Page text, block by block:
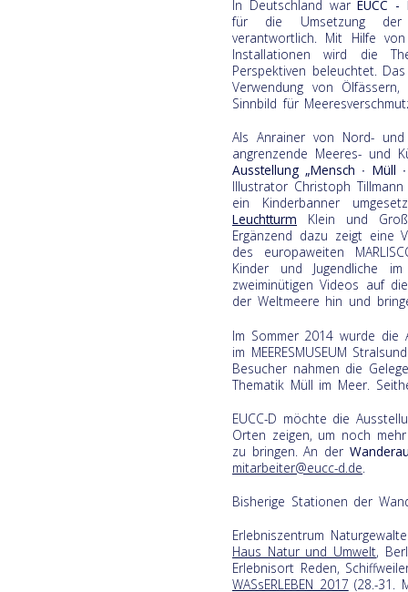
In Deutschland warEUCC -
für die Umsetzung der
verantwortlich. Mit Hilfe
Installationen wird die
Perspektiven beleuchtet.
Verwendung von
Sinnbild für
Als Anrainer von Nord-
angrenzende Meeres- und
Ausstellung „Mensch ∙ Müll
Illustrator Christoph
ein Kinderbanner
Leuchtturm Klein und
Ergänzend dazu zeigt eine
des europaweiten
Kinder und Jugendliche
zweiminütigen Videos auf
der Weltmeere hin und
Im Sommer 2014 wurde die
im MEERESMUSEUM
Besucher nahmen die
Thematik Müll im Meer.
EUCC-D möchte die
Orten zeigen, um noch
zu bringen. An der
mitarbeiter@eucc-d.de
Bisherige Stationen der
Erlebniszentrum
Haus Natur und Umwelt,
Erlebnisort Reden,
WASsERLEBEN 2017 (28.-31.